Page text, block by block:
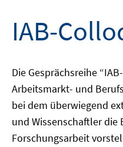
IAB-
Die Gesprächsreihe
Arbeitsmarkt- und
bei dem überwiegend
und Wissenschaftler die
Forschungsarbeit